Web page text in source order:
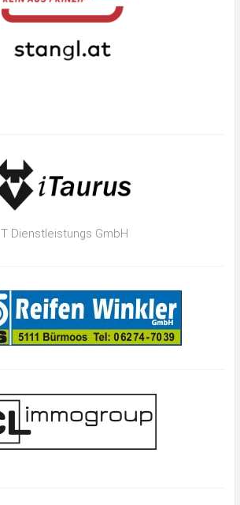
IT Dienstleistungs GmbH